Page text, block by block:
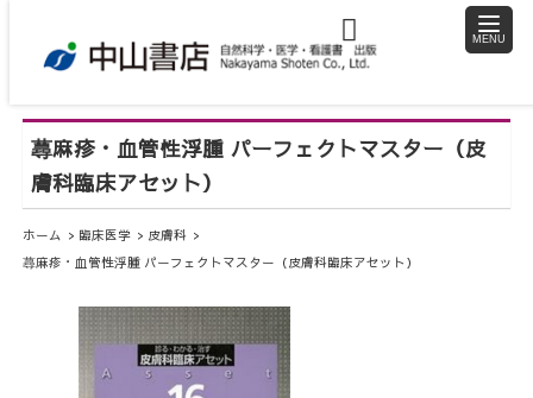
toggle
蕁麻疹・血管性浮腫 パーフェクトマスター（皮
膚科臨床アセット）
ホーム 臨床医学
皮膚科
蕁麻疹・血管性浮腫 パーフェクトマスター（皮膚科臨床アセット）